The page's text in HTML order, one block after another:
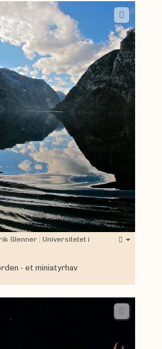
Glenner | Universitetet i
- et miniatyrhav